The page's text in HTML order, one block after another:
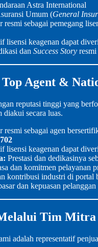
Astra International
Umum (General
resmi sebagai pemegang
lisensi keagenan dapat
dan Success Story
Agent &
reputasi tinggi yang
diakui secara luas.
resmi sebagai agen
lisensi keagenan dapat
Prestasi dan dedikasinya
dan komitmen pelayanan
kontribusi industri di portal
dan kepuasan
Tim Mitra
adalah representatif